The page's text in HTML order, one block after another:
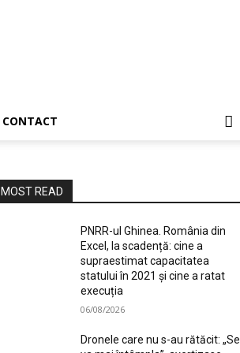
CONTACT
MOST READ
PNRR-ul Ghinea. România din
Excel, la scadență: cine a
supraestimat capacitatea
statului în 2021 și cine a ratat
execuția
06/08/2026
Dronele care nu s-au rătăcit: „Se